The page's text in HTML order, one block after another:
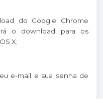
do Google Chrome
o download para os
X;
e-mail e sua senha de